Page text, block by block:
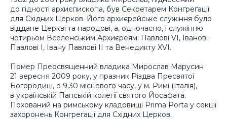
до гідності архиєпископа, був Секретарем Конґреґації
для Східних Церков. Його архиєрейське служіння було
віддане Церкві та народові, а, одночасно, і служінню
чотирьом Вселенським Архиєреям: Павлові VI, Іванові
Павлові I, Івану Павлові II та Венедикту XVI.
Помер Преосвященний владика Мирослав Марусин
21 вересня 2009 року, у празник Різдва Пресвятої
Богородиці, о 9.30 місцевого часу, у м. Римі (Італія),
в українській Папській колегії святого Йосафата.
Похований на римському кладовищі Prima Porta у секції
захоронень Конгрегації для Східних Церков.